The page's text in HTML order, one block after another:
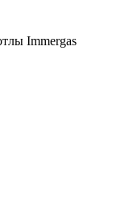
Immergas